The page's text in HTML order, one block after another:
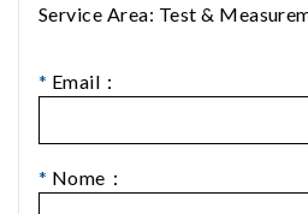
Service Area: Test &
* Email：
* Nome：